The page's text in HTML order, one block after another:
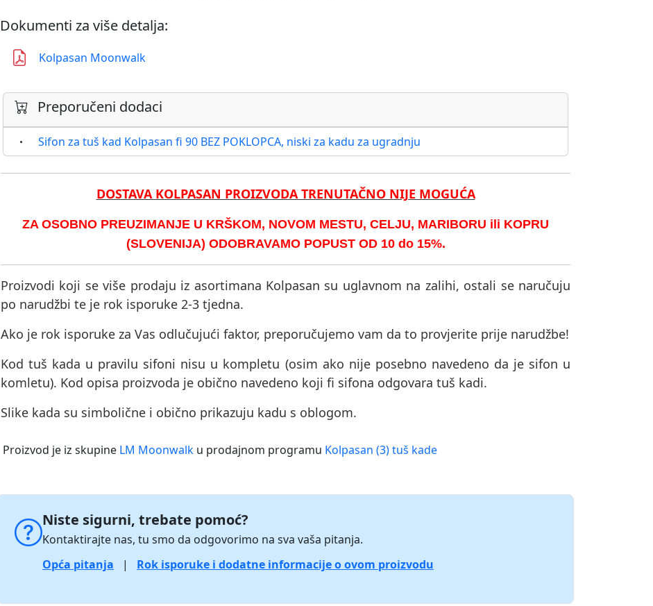
Dokumenti za više detalja:
Kolpasan Moonwalk
Preporučeni dodaci
Sifon za tuš kad Kolpasan fi 90 BEZ POKLOPCA, niski za kadu za ugradnju
DOSTAVA KOLPASAN PROIZVODA TRENUTAČNO NIJE MOGUĆA
ZA OSOBNO PREUZIMANJE U KRŠKOM, NOVOM MESTU, CELJU, MARIBORU ili KOPRU
(SLOVENIJA) ODOBRAVAMO POPUST OD 10 do 15%.
Proizvodi koji se više prodaju iz asortimana Kolpasan su uglavnom na zalihi, ostali se naručuju
po narudžbi te je rok isporuke 2-3 tjedna.
Ako je rok isporuke za Vas odlučujući faktor, preporučujemo vam da to provjerite prije narudžbe!
Kod tuš kada u pravilu sifoni nisu u kompletu (osim ako nije posebno navedeno da je sifon u
komletu). Kod opisa proizvoda je obično navedeno koji fi sifona odgovara tuš kadi.
Slike kada su simbolične i obično prikazuju kadu s oblogom.
Proizvod je iz skupine LM Moonwalk u prodajnom programu Kolpasan (3) tuš kade
Niste sigurni, trebate pomoć?
Kontaktirajte nas, tu smo da odgovorimo na sva vaša pitanja.
Opća pitanja
| Rok isporuke i dodatne informacije o ovom proizvodu